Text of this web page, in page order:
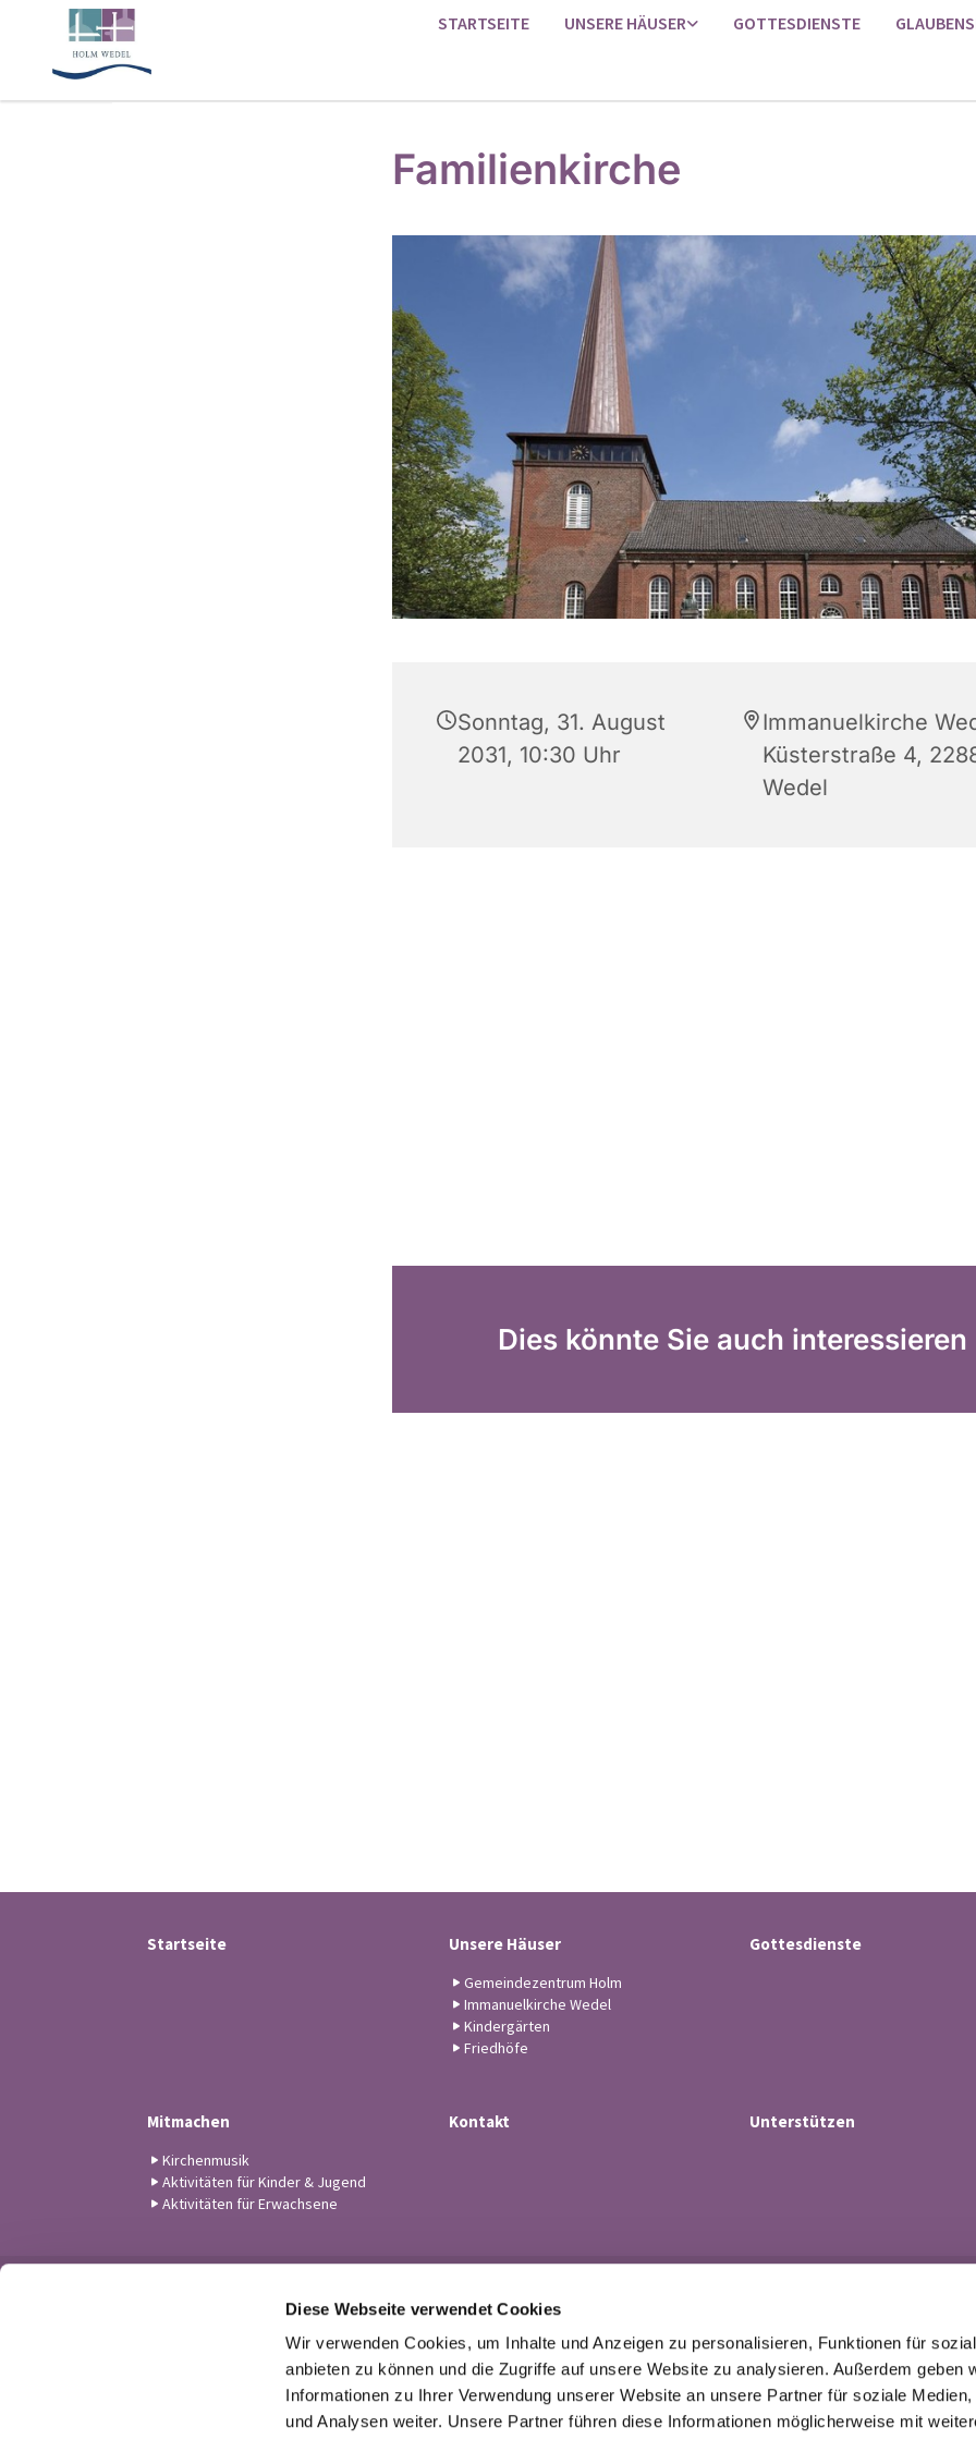
Diese Webseite verwendet Cookies
Wir verwenden Cookies, um Inhalte und Anzeigen zu personalisieren, Funktionen für
anbieten zu können und die Zugriffe auf unsere Website zu analysieren. Außerdem geben
Informationen zu Ihrer Verwendung unserer Website an unsere Partner für soziale Medien,
und Analysen weiter. Unsere Partner führen diese Informationen möglicherweise mit
STARTSEITE UNSERE HÄUSER GOTTESDIENSTE
Familienkirche
Sonntag, 31. August
2031, 10:30 Uhr
Immanuelkirche
Küsterstraße 4,
Wedel
Dies könnte Sie auch interessieren
Startseite Unsere Häuser
Gemeindezentrum Holm
Immanuelkirche Wedel
Kindergärten
Friedhöfe
Gottesdienste
Mitmachen
Kirchenmusik
Aktivitäten für Kinder & Jugend
Aktivitäten für Erwachsene
Kontakt Unterstützen
 Tel. 04103-21 43
buero@kirchengemeindewedel.de